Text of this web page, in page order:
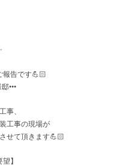
報告です💪🏻
•••
事、
工事の現場が
せて頂きます💪🏻
】